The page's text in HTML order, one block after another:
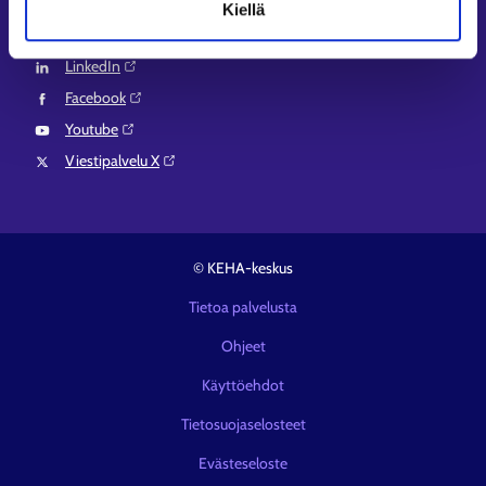
Kiellä
Instagram⁠
LinkedIn⁠
Facebook⁠
Youtube⁠
Viestipalvelu X⁠
© KEHA-keskus
Tietoa palvelusta
Ohjeet
Käyttöehdot
Tietosuojaselosteet
Evästeseloste